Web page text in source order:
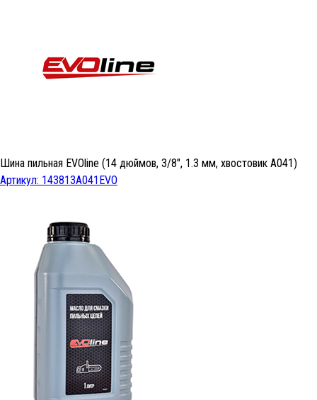
Шина пильная EVOline (14 дюймов, 3/8", 1.3 мм, хвостовик A041)
Артикул: 143813A041EVO